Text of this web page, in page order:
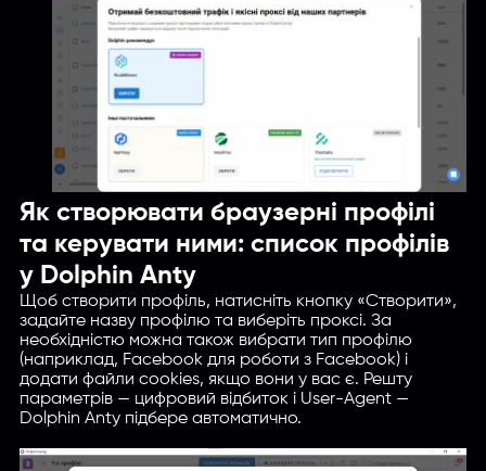
Як створювати браузерні профілі
та керувати ними: список профілів
у Dolphin Anty
Щоб створити профіль, натисніть кнопку «Створити»,
задайте назву профілю та виберіть проксі. За
необхiднiстю можна також вибрати тип профілю
(наприклад, Facebook для роботи з Facebook) і
додати файли cookies, якщо вони у вас є. Решту
параметрів — цифровий відбиток і User-Agent —
Dolphin Anty підбере автоматично.